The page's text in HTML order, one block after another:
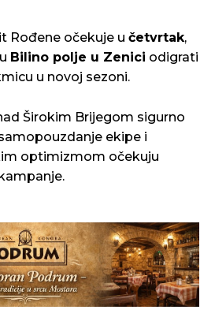
Rođene očekuje u četvrtak,
Bilino polje u Zenici odigrati
u novoj sezoni.
Širokim Brijegom sigurno
ekipe i
optimizmom očekuju